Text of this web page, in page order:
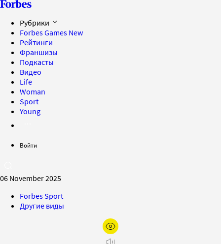
Рубрики
Forbes Games New
Рейтинги
Франшизы
Подкасты
Видео
Life
Woman
Sport
Young
Войти
06 November 2025
Forbes Sport
Другие виды